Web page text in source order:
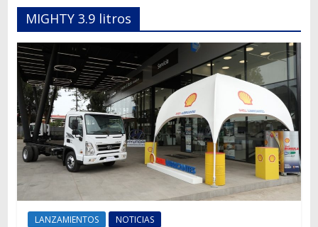
Autos,
camiones,
motos,
información
del
mundo
del
transporte
MIGHTY 3.9 litros
LANZAMIENTOS NOTICIAS